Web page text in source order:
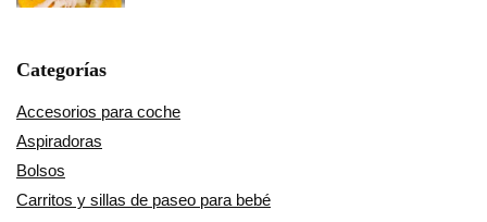
Categorías
Accesorios para coche
Aspiradoras
Bolsos
Carritos y sillas de paseo para bebé